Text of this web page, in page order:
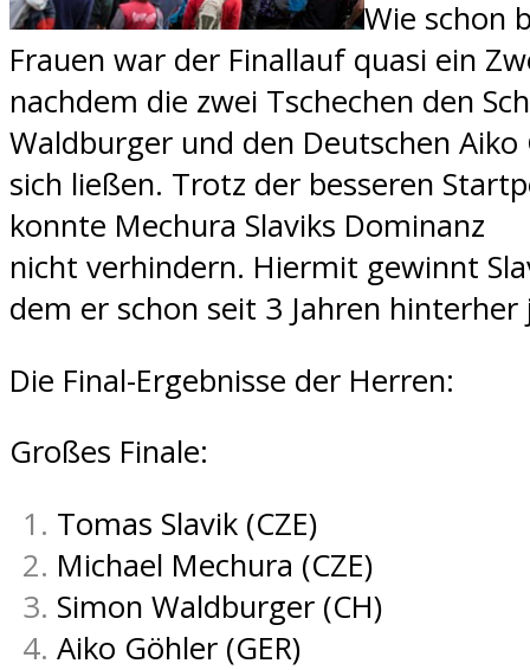
Wie schon
Frauen war der Finallauf quasi ein
nachdem die zwei Tschechen den
Waldburger und den Deutschen
sich ließen. Trotz der besseren
konnte Mechura Slaviks Dominanz
nicht verhindern. Hiermit gewinnt
dem er schon seit 3 Jahren hinterher
Die Final-Ergebnisse der Herren:
Großes Finale:
Tomas Slavik (CZE)
Michael Mechura (CZE)
Simon Waldburger (CH)
Aiko Göhler (GER)